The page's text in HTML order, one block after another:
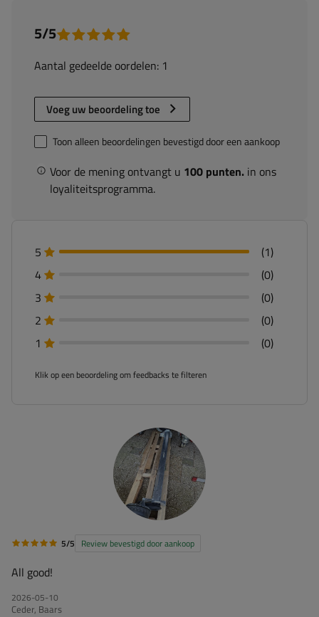
5/5
Aantal gedeelde oordelen: 1
Voeg uw beoordeling toe
Voor de mening ontvangt u 100 punten. in ons
loyaliteitsprogramma.
Toon alleen beoordelingen bevestigd door een aankoop
5
(1)
4
(0)
3
(0)
2
(0)
1
(0)
Klik op een beoordeling om feedbacks te filteren
5/5 Review bevestigd door aankoop
All good!
2026-05-10
Ceder, Baars